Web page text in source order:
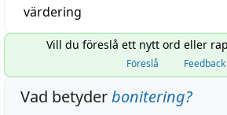
värdering
Vill du föreslå ett nytt ord eller
Föreslå Feedback
Vad betyderbonitering?